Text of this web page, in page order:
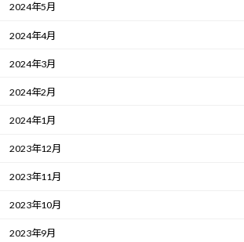
2024年5月
2024年4月
2024年3月
2024年2月
2024年1月
2023年12月
2023年11月
2023年10月
2023年9月